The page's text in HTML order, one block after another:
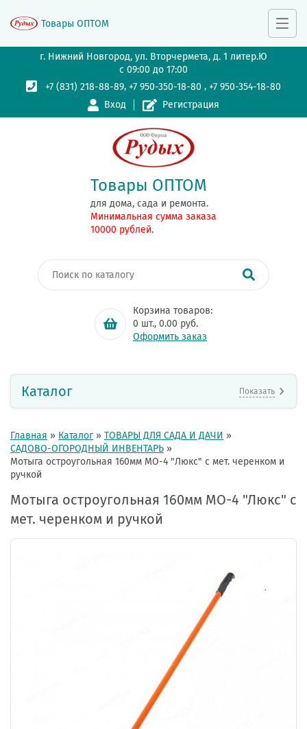
г. Нижний Новгород, ул. Вторчермета, д. 1 литер.Ю
с 09:00 до 17:00
+7 (831) 218-88-89,+7 950-350-18-80 ,+7 950-354-18-80
Вход
Регистрация
Товары ОПТОМ
для дома, сада и ремонта.
Минимальная сумма заказа
10000 рублей.
Корзина товаров:
0 шт., 0.00 руб.
Оформить заказ
Товары ОПТОМ
Каталог Показать
Главная » Каталог » ТОВАРЫ ДЛЯ САДА И ДАЧИ »
САДОВО-ОГОРОДНЫЙ ИНВЕНТАРЬ »
Мотыга остроугольная 160мм МО-4 "Люкс" с мет. черенком и
ручкой
Мотыга остроугольная 160мм МО-4 "Люкс" с
мет. черенком и ручкой